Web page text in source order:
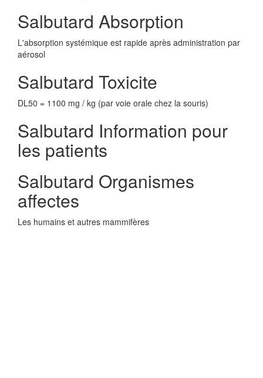
Salbutard Absorption
L'absorption systémique est rapide après administration par
aérosol
Salbutard Toxicite
DL50 = 1100 mg / kg (par voie orale chez la souris)
Salbutard Information pour
les patients
Salbutard Organismes
affectes
Les humains et autres mammifères